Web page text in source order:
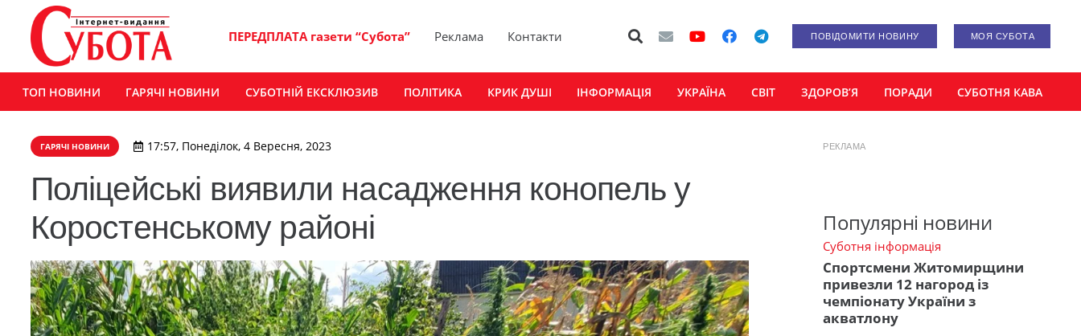
ПЕРЕДПЛАТА газети “Субота” Реклама Контакти ПОВІДОМИТИ НОВИНУ МОЯ СУБОТА
ТОП НОВИНИ ГАРЯЧІ НОВИНИ СУБОТНІЙ ЕКСКЛЮЗИВ ПОЛІТИКА КРИК ДУШІ ІНФОРМАЦІЯ УКРАЇНА СВІТ ЗДОРОВ’Я ПОРАДИ СУБОТНЯ КАВА
ГАРЯЧІ НОВИНИ 17:57, Понеділок, 4 Вересня, 2023
Поліцейські виявили насадження конопель у
Коростенському районі
РЕКЛАМА
Популярні новини
Суботня інформація
Спортсмени Житомирщини
привезли 12 нагород із
чемпіонату України з
акватлону